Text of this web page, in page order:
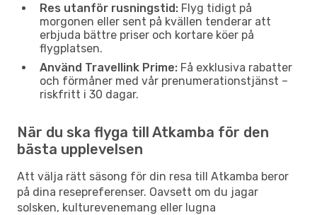
Res utanför rusningstid: Flyg tidigt på
morgonen eller sent på kvällen tenderar att
erbjuda bättre priser och kortare köer på
flygplatsen.
Använd Travellink Prime: Få exklusiva rabatter
och förmåner med vår prenumerationstjänst –
riskfritt i 30 dagar.
När du ska flyga till Atkamba för den
bästa upplevelsen
Att välja rätt säsong för din resa till Atkamba beror
på dina resepreferenser. Oavsett om du jagar
solsken, kulturevenemang eller lugna